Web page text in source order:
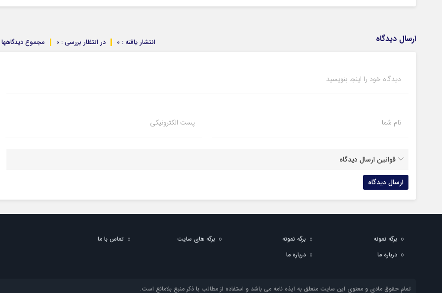
ارسال دیدگاه مجموع دیدگاهها در انتظار بررسی : 0 انتشار یافته : 0
دیدگاه خود را اینجا بنویسید
نام شما پست الکترونیکی
قوانین ارسال دیدگاه
برگه نمونه برگه نمونه برگه های سایت
تماس با ما
درباره ما
درباره ما
تمام حقوق مادی و معنوی این سایت متعلق به ایذه نامه می باشد و استفاده از مطالب با ذکر منبع بلامانع است.